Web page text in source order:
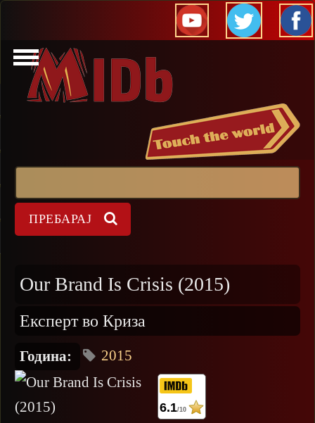
Прескокни
Our Brand Is Crisis (2015)
Експерт во Криза
Година: 2015
6.1/10